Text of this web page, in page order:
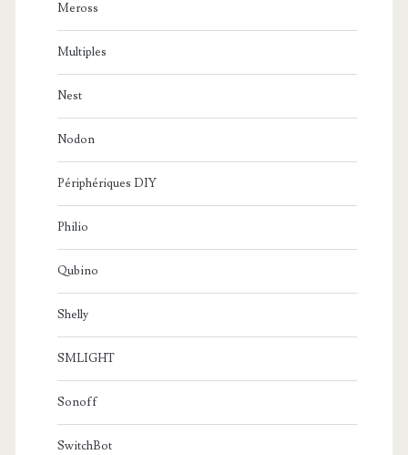
Meross
Multiples
Nest
Nodon
Périphériques DIY
Philio
Qubino
Shelly
SMLIGHT
Sonoff
SwitchBot